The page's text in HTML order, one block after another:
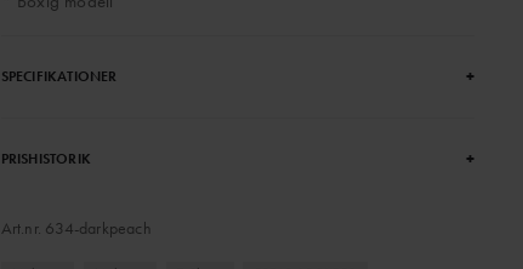
SPECIFIKATIONER +
PRISHISTORIK +
Art.nr. 634-darkpeach